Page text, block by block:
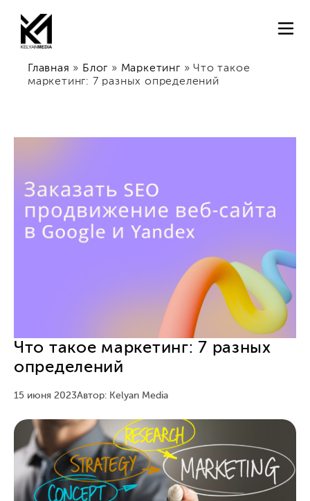
Главная » Блог » Маркетинг» Что такое
маркетинг: 7 разных определений
Что такое маркетинг: 7 разных
определений
15 июня 2023Автор: Kelyan Media